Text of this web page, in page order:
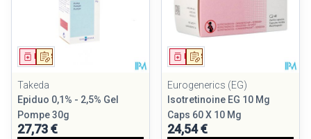
Sur prescription
Médicament
Takeda
Epiduo 0,1% - 2,5% Gel
Pompe 30g
27,73 €
Sur prescription
Médicament
Eurogenerics (EG)
Isotretinoine EG 10 Mg
Caps 60 X 10 Mg
24,54 €